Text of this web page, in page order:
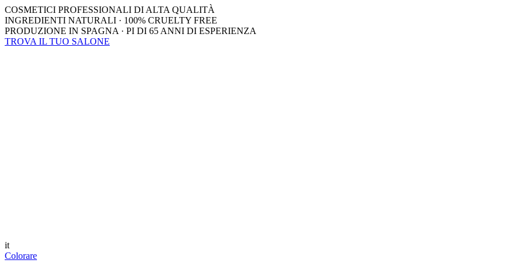
COSMETICI PROFESSIONALI DI ALTA QUALITÀ
INGREDIENTI NATURALI · 100% CRUELTY FREE
PRODUZIONE IN SPAGNA · PI DI 65 ANNI DI ESPERIENZA
TROVA IL TUO SALONE
it
Colorare